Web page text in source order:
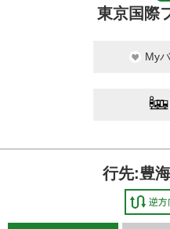
東京国際
My
行先:豊